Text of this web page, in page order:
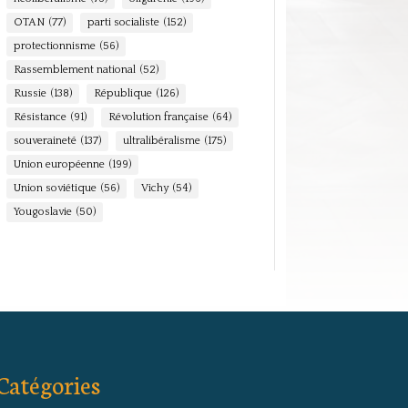
OTAN (77) parti socialiste (152)
protectionnisme (56)
Rassemblement national (52)
Russie (138) République (126)
Résistance (91) Révolution française (64)
souveraineté (137) ultralibéralisme (175)
Union européenne (199)
Union soviétique (56) Vichy (54)
Yougoslavie (50)